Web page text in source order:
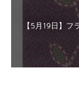
【5月19日】